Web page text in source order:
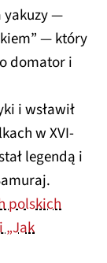
yakuzy —
— który
domator i
i wsławił
w XVI-
legendą i
polskich
„Jak